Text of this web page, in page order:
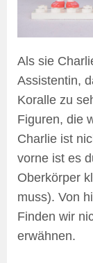
Als sie
Assistentin,
Koralle zu
Figuren, die
Charlie ist
vorne ist es
Oberkörper
muss). Von
Finden wir
erwähnen.